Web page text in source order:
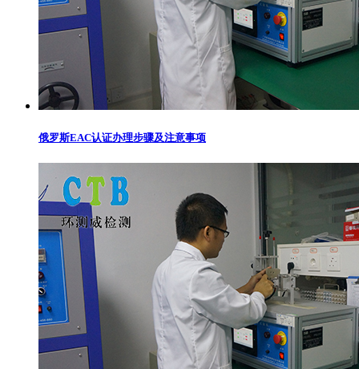
俄罗斯EAC认证办理步骤及注意事项